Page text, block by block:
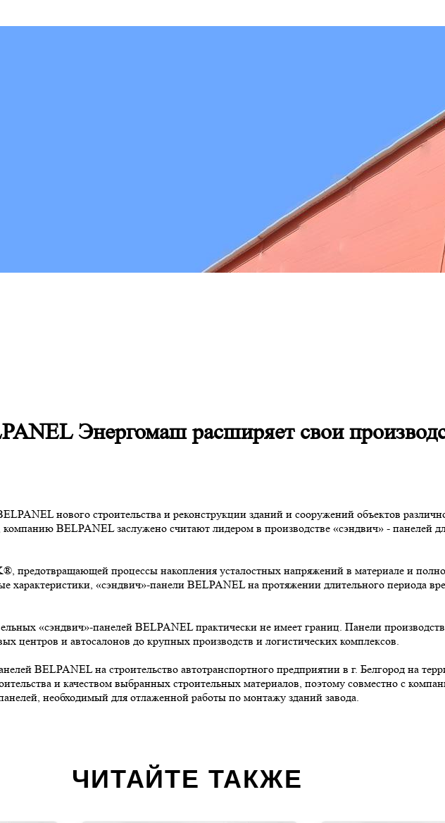
Энергомаш расширяет свои
нового строительства и реконструкции зданий и сооружений объектов
BELPANEL заслужено считают лидером в производстве «сэндвич» - панелей
предотвращающей процессы накопления усталостных напряжений в материале и
характеристики, «сэндвич»-панели BELPANEL на протяжении длительного периода
«сэндвич»-панелей BELPANEL практически не имеет границ. Панели
центров и автосалонов до крупных производств и логистических комплексов.
BELPANEL на строительство автотранспортного предприятии в г. Белгород на
и качеством выбранных строительных материалов, поэтому совместно с
необходимый для отлаженной работы по монтажу зданий завода.
ЧИТАЙТЕ ТАКЖЕ